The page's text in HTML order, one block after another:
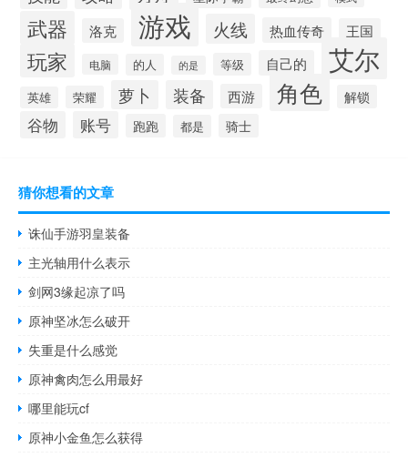
武器 洛克 游戏 火线 热血传奇 王国
玩家 电脑 的人 的是 等级 自己的 艾尔
英雄 荣耀 萝卜 装备 西游 角色 解锁
谷物 账号 跑跑 都是 骑士
猜你想看的文章
诛仙手游羽皇装备
主光轴用什么表示
剑网3缘起凉了吗
原神坚冰怎么破开
失重是什么感觉
原神禽肉怎么用最好
哪里能玩cf
原神小金鱼怎么获得